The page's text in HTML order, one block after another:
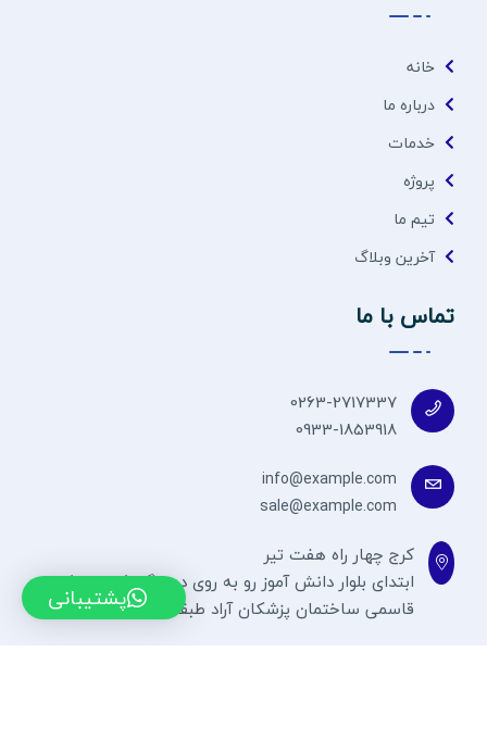
خانه
درباره ما
خدمات
پروژه
تیم ما
آخرین وبلاگ
تماس با ما
0263-2717337
0933-1853918
info@example.com
sale@example.com
کرج چهار راه هفت تیر
ابتدای بلوار دانش آموز رو به روی درمانگاه کلانتری کوچه
قاسمی ساختمان پزشکان آراد طبقه 7
پشتیبانی